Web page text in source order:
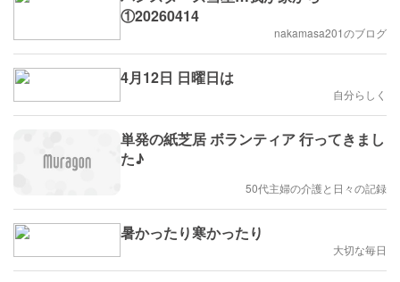
①20260414
nakamasa201のブログ
4月12日 日曜日は
自分らしく
単発の紙芝居 ボランティア 行ってきまし
た♪
50代主婦の介護と日々の記録
暑かったり寒かったり
大切な毎日